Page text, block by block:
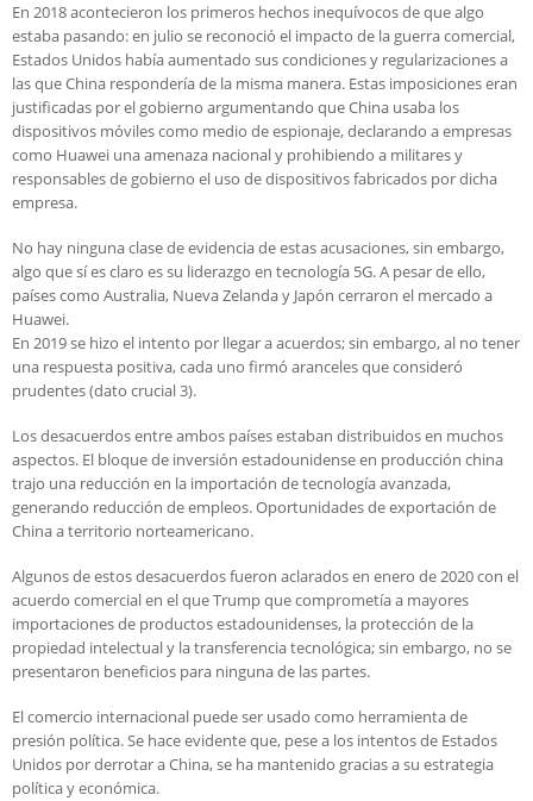
En 2018 acontecieron los primeros hechos inequívocos de que algo
estaba pasando: en julio se reconoció el impacto de la guerra comercial,
Estados Unidos había aumentado sus condiciones y regularizaciones a
las que China respondería de la misma manera. Estas imposiciones eran
justificadas por el gobierno argumentando que China usaba los
dispositivos móviles como medio de espionaje, declarando a empresas
como Huawei una amenaza nacional y prohibiendo a militares y
responsables de gobierno el uso de dispositivos fabricados por dicha
empresa.
No hay ninguna clase de evidencia de estas acusaciones, sin embargo,
algo que sí es claro es su liderazgo en tecnología 5G. A pesar de ello,
países como Australia, Nueva Zelanda y Japón cerraron el mercado a
Huawei.
En 2019 se hizo el intento por llegar a acuerdos; sin embargo, al no tener
una respuesta positiva, cada uno firmó aranceles que consideró
prudentes (dato crucial 3).
Los desacuerdos entre ambos países estaban distribuidos en muchos
aspectos. El bloque de inversión estadounidense en producción china
trajo una reducción en la importación de tecnología avanzada,
generando reducción de empleos. Oportunidades de exportación de
China a territorio norteamericano.
Algunos de estos desacuerdos fueron aclarados en enero de 2020 con el
acuerdo comercial en el que Trump que comprometía a mayores
importaciones de productos estadounidenses, la protección de la
propiedad intelectual y la transferencia tecnológica; sin embargo, no se
presentaron beneficios para ninguna de las partes.
El comercio internacional puede ser usado como herramienta de
presión política. Se hace evidente que, pese a los intentos de Estados
Unidos por derrotar a China, se ha mantenido gracias a su estrategia
política y económica.